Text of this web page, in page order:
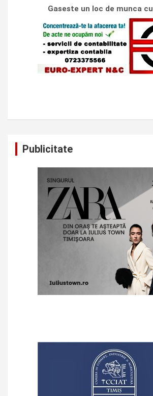
Gaseste un loc de munca cu
Publicitate